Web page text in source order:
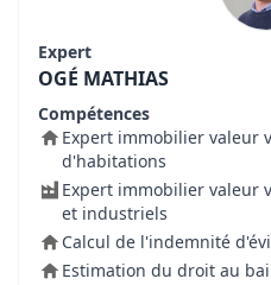
Expert
OGÉ MATHIAS
Compétences
Expert immobilier valeur
d'habitations
Expert immobilier valeur
et industriels
Calcul de l'indemnité
Estimation du droit au